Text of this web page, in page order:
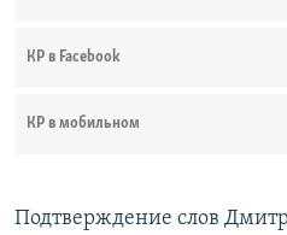
КР в Facebook
КР в мобильном
Подтверждение слов